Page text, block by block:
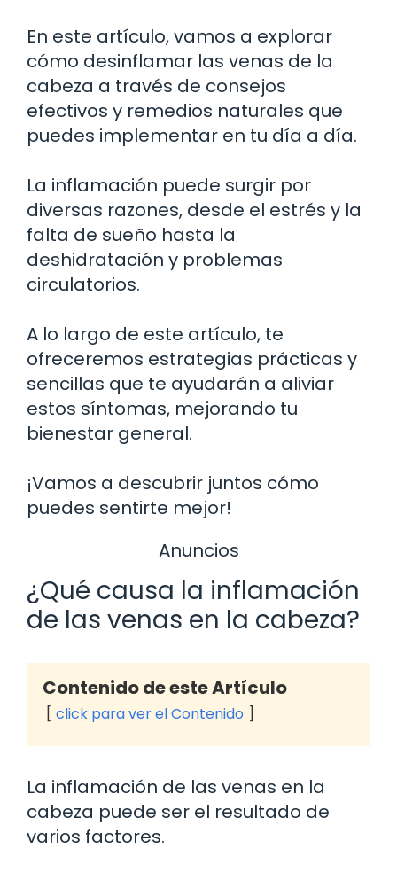
En este artículo, vamos a explorar
cómo desinflamar las venas de la
cabeza a través de consejos
efectivos y remedios naturales que
puedes implementar en tu día a día.
La inflamación puede surgir por
diversas razones, desde el estrés y la
falta de sueño hasta la
deshidratación y problemas
circulatorios.
A lo largo de este artículo, te
ofreceremos estrategias prácticas y
sencillas que te ayudarán a aliviar
estos síntomas, mejorando tu
bienestar general.
¡Vamos a descubrir juntos cómo
puedes sentirte mejor!
Anuncios
¿Qué causa la inflamación
de las venas en la cabeza?
Contenido de este Artículo
click para ver el Contenido
La inflamación de las venas en la
cabeza puede ser el resultado de
varios factores.